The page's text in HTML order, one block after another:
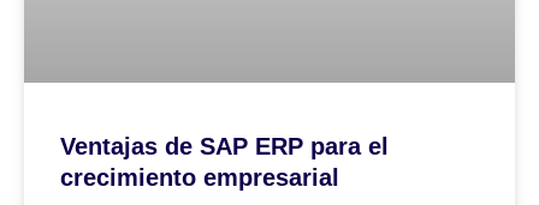
Ventajas de SAP ERP para el
crecimiento empresarial